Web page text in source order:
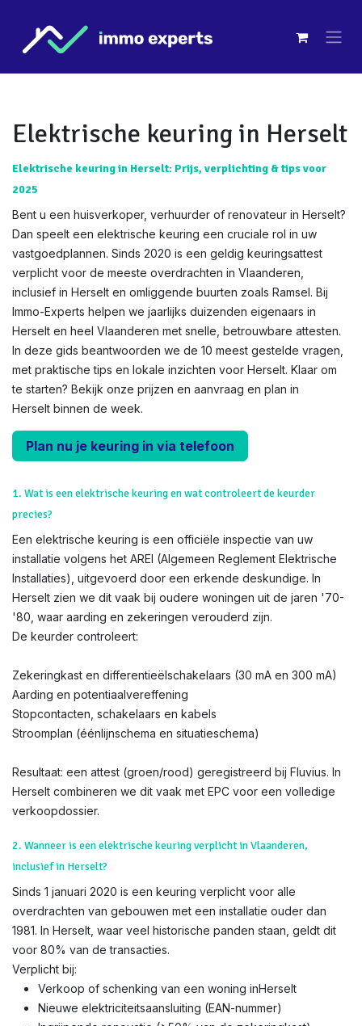
Elektrische keuring in Herselt
Elektrische keuring in Herselt: Prijs, verplichting & tips voor
2025
Bent u een huisverkoper, verhuurder of renovateur in Herselt?
Dan speelt een elektrische keuring een cruciale rol in uw
vastgoedplannen. Sinds 2020 is een geldig keuringsattest
verplicht voor de meeste overdrachten in Vlaanderen,
inclusief in Herselt en omliggende buurten zoals Ramsel. Bij
Immo-Experts helpen we jaarlijks duizenden eigenaars in
Herselt en heel Vlaanderen met snelle, betrouwbare attesten.
In deze gids beantwoorden we de 10 meest gestelde vragen,
met praktische tips en lokale inzichten voor Herselt. Klaar om
te starten? Bekijk onze prijzen en aanvraag en plan in
Herselt binnen de week.
Plan nu je keuring in via telefoon
1. Wat is een elektrische keuring en wat controleert de keurder
precies?
Een elektrische keuring is een officiële inspectie van uw
installatie volgens het AREI (Algemeen Reglement Elektrische
Installaties), uitgevoerd door een erkende deskundige. In
Herselt zien we dit vaak bij oudere woningen uit de jaren '70-
'80, waar aarding en zekeringen verouderd zijn.
De keurder controleert:
Zekeringkast en differentieëlschakelaars (30 mA en 300 mA)
Aarding en potentiaalvereffening
Stopcontacten, schakelaars en kabels
Stroomplan (éénlijnschema en situatieschema)
Resultaat: een attest (groen/rood) geregistreerd bij Fluvius. In
Herselt combineren we dit vaak met EPC voor een volledige
verkoopdossier.
2. Wanneer is een elektrische keuring verplicht in Vlaanderen,
inclusief in Herselt?
Sinds 1 januari 2020 is een keuring verplicht voor alle
overdrachten van gebouwen met een installatie ouder dan
1981. In Herselt, waar veel historische panden staan, geldt dit
voor 80% van de transacties.
Verplicht bij:
Verkoop of schenking van een woning inHerselt
Nieuwe elektriciteitsaansluiting (EAN-nummer)